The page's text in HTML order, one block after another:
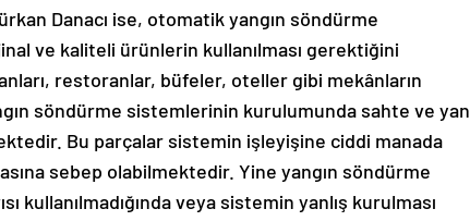
Danacı ise, otomatik yangın söndürme
ve kaliteli ürünlerin kullanılması gerektiğini
restoranlar, büfeler, oteller gibi mekânların
söndürme sistemlerinin kurulumunda sahte ve yan
Bu parçalar sistemin işleyişine ciddi manada
sebep olabilmektedir. Yine yangın söndürme
kullanılmadığında veya sistemin yanlış kurulması